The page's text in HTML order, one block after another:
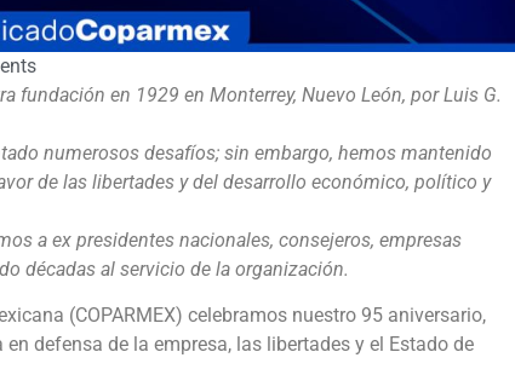
fundación en 1929 en Monterrey, Nuevo León, por Luis G.
numerosos desafíos; sin embargo, hemos mantenido
de las libertades y del desarrollo económico, político y
a ex presidentes nacionales, consejeros, empresas
décadas al servicio de la organización.
(COPARMEX) celebramos nuestro 95 aniversario,
defensa de la empresa, las libertades y el Estado de